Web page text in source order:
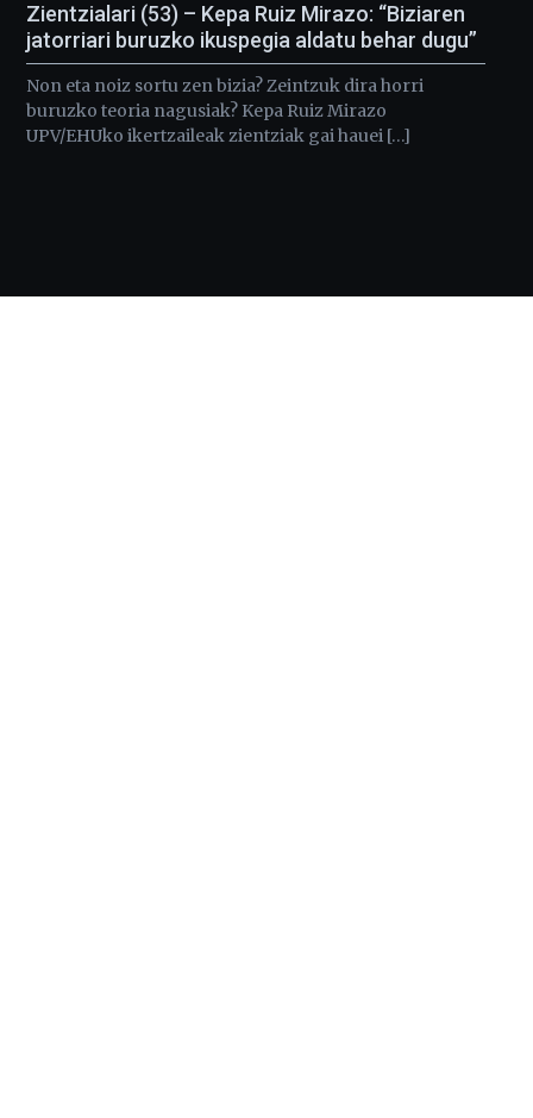
Zientzialari (53) – Kepa Ruiz Mirazo: “Biziaren
jatorriari buruzko ikuspegia aldatu behar dugu”
Non eta noiz sortu zen bizia? Zeintzuk dira horri
buruzko teoria nagusiak? Kepa Ruiz Mirazo
UPV/EHUko ikertzaileak zientziak gai hauei […]